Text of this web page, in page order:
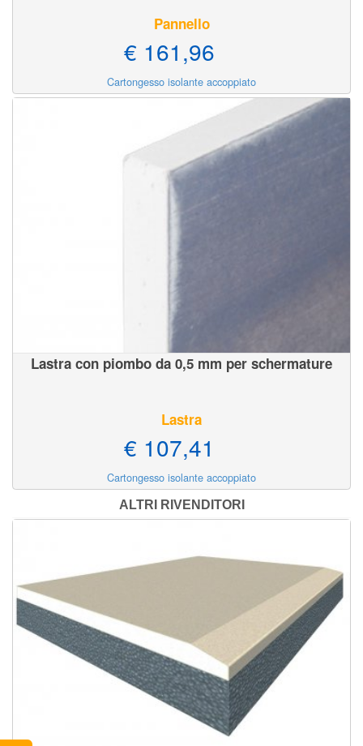
Pannello
€ 161,96
Cartongesso isolante accoppiato
Lastra con piombo da 0,5 mm per schermature
Lastra
€ 107,41
Cartongesso isolante accoppiato
ALTRI RIVENDITORI